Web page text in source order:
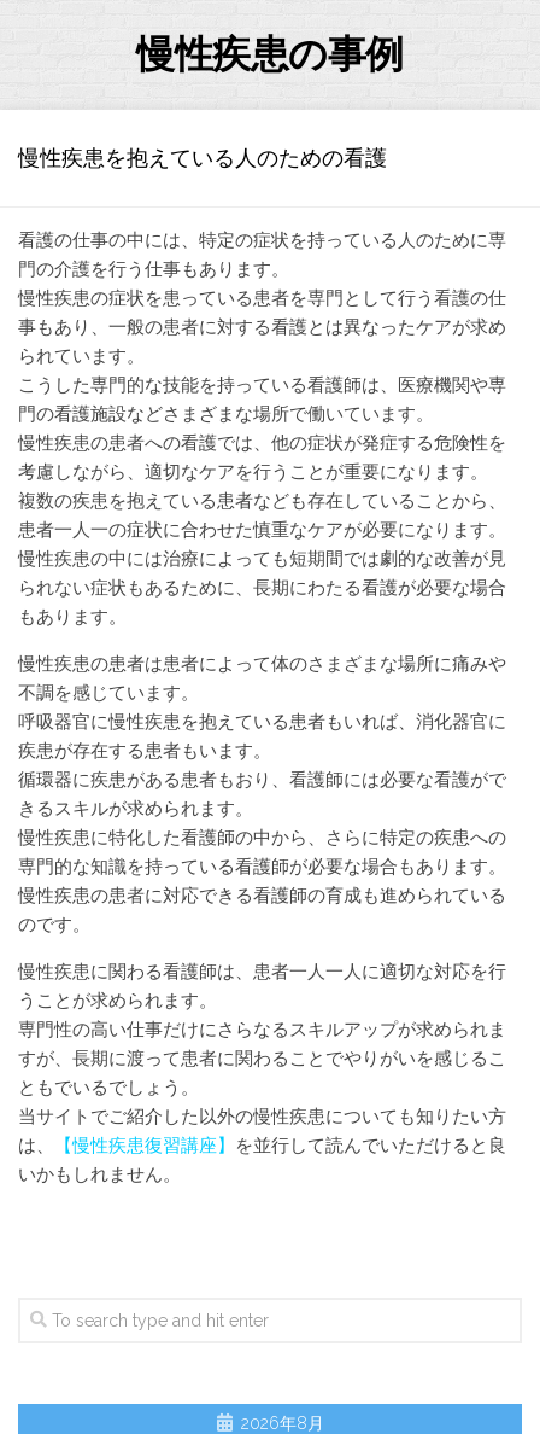
慢性疾患の事例
慢性疾患を抱えている人のための看護
看護の仕事の中には、特定の症状を持っている人のために専
門の介護を行う仕事もあります。
慢性疾患の症状を患っている患者を専門として行う看護の仕
事もあり、一般の患者に対する看護とは異なったケアが求め
られています。
こうした専門的な技能を持っている看護師は、医療機関や専
門の看護施設などさまざまな場所で働いています。
慢性疾患の患者への看護では、他の症状が発症する危険性を
考慮しながら、適切なケアを行うことが重要になります。
複数の疾患を抱えている患者なども存在していることから、
患者一人一の症状に合わせた慎重なケアが必要になります。
慢性疾患の中には治療によっても短期間では劇的な改善が見
られない症状もあるために、長期にわたる看護が必要な場合
もあります。
慢性疾患の患者は患者によって体のさまざまな場所に痛みや
不調を感じています。
呼吸器官に慢性疾患を抱えている患者もいれば、消化器官に
疾患が存在する患者もいます。
循環器に疾患がある患者もおり、看護師には必要な看護がで
きるスキルが求められます。
慢性疾患に特化した看護師の中から、さらに特定の疾患への
専門的な知識を持っている看護師が必要な場合もあります。
慢性疾患の患者に対応できる看護師の育成も進められている
のです。
慢性疾患に関わる看護師は、患者一人一人に適切な対応を行
うことが求められます。
専門性の高い仕事だけにさらなるスキルアップが求められま
すが、長期に渡って患者に関わることでやりがいを感じるこ
ともでいるでしょう。
当サイトでご紹介した以外の慢性疾患についても知りたい方
は、
【慢性疾患復習講座】
を並行して読んでいただけると良
いかもしれません。
2026年8月